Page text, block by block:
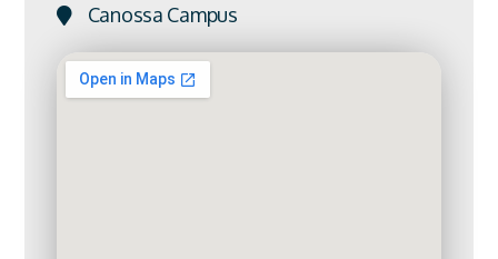
Canossa Campus